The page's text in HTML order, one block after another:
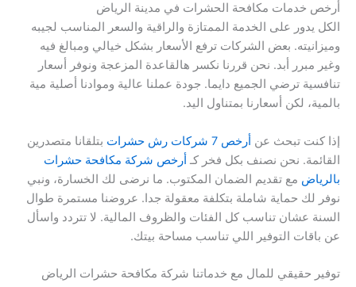
أرخص خدمات مكافحة الحشرات في مدينة الرياض
الكل يدور على الخدمة الممتازة والراقية والسعر المناسب لجيبه
وميزانيته. بعض الشركات ترفع الأسعار بشكل خيالي ومبالغ فيه
وغير مبرر أبد. نحن قررنا نكسر هالقاعدة المزعجة ونوفر أسعار
تنافسية ترضي الجميع دايما. جودة عملنا عالية وموادنا أصلية مية
بالمية، لكن أسعارنا بمتناول اليد.
إذا كنت تبحث عن أرخص 7 شركات رش حشرات
بتلقانا متصدرين
القائمة. نحن نصنف بكل فخر كـ أرخص شركة مكافحة حشرات
بالرياض مع تقديم الضمان المكتوب. ما نرضى لك الخسارة، ونبي
نوفر لك حماية شاملة بتكلفة معقولة جدا. عروضنا مستمرة طوال
السنة عشان تناسب كل الفئات والظروف المالية. لا تتردد واسأل
عن باقات التوفير اللي تناسب مساحة بيتك.
توفير حقيقي للمال مع خدماتنا شركة مكافحة حشرات الرياض